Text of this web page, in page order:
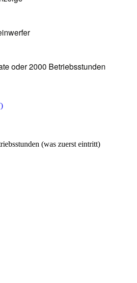
oder 2000 Betriebsstunden
(was zuerst eintritt)